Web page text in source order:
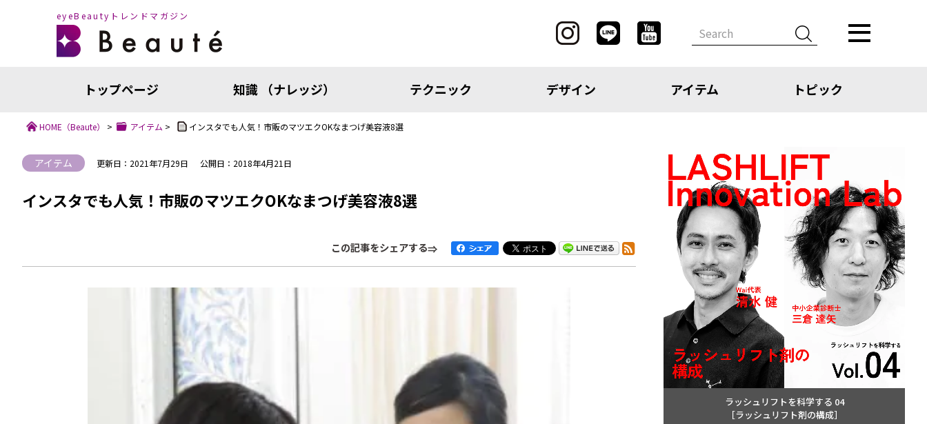
Official Social account
eyeBeautyトレンドマガジン
トップページ 知識 （ナレッジ） テクニック デザイン アイテム トピック
HOME （Beaute） > アイテム > インスタでも人気！市販のマツエクOKなまつげ美容液8選
アイテム 更新日：2021年7月29日 公開日：2018年4月21日
インスタでも人気！市販のマツエクOKなまつげ美容液8選
この記事をシェアする
ラッシュリフトを科学する 04
［ラッシュリフト剤の構成］